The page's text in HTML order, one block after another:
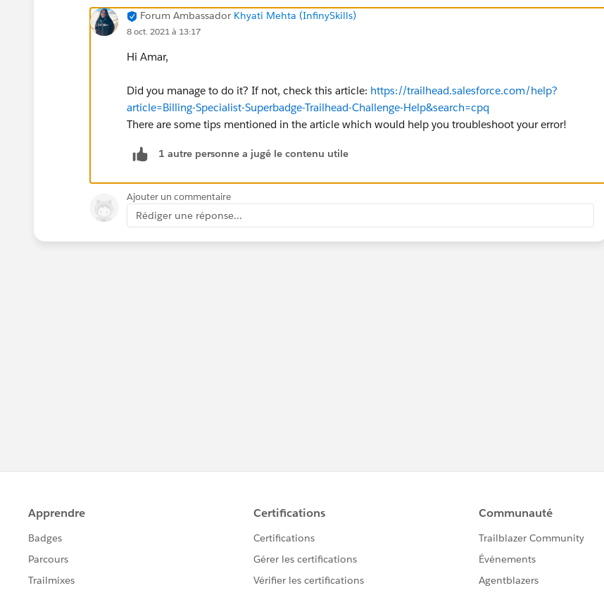
Forum Ambassador Khyati Mehta (InfinySkills)
8 oct. 2021 à 13:17
Hi Amar,
Did you manage to do it? If not, check this article: https://trailhead.salesforce.com/help?
article=Billing-Specialist-Superbadge-Trailhead-Challenge-Help&search=cpq
There are some tips mentioned in the article which would help you troubleshoot your error!
1 autre personne a jugé le contenu utile
Ajouter un commentaire
Rédiger une réponse...